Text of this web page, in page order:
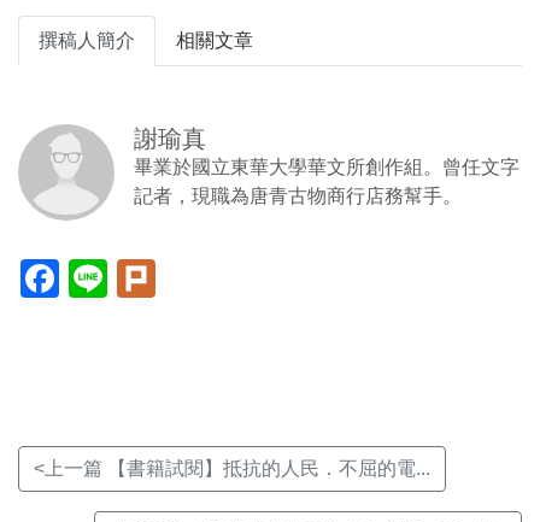
撰稿人簡介 相關文章
謝瑜真
畢業於國立東華大學華文所創作組。曾任文字
記者，現職為唐青古物商行店務幫手。
Facebook(另
開
Line(另
開
<上一篇 【書籍試閱】抵抗的人民．不屈的電...